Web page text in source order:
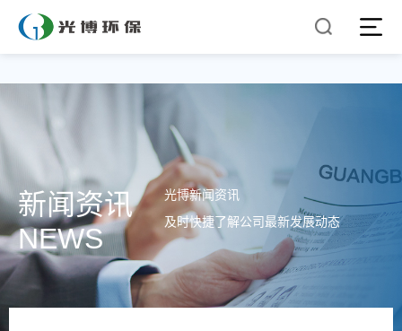
新闻资讯
NEWS
光博新闻资讯
及时快捷了解公司最新发展动态